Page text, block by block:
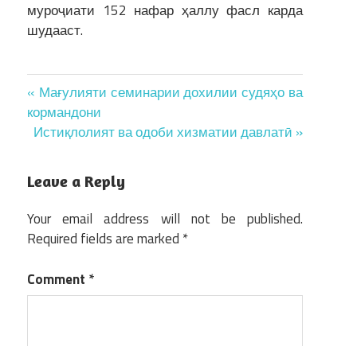
муроҷиати 152 нафар ҳаллу фасл карда
шудааст.
Post
navigation
« Мағулияти семинарии дохилии судяҳо ва
кормандони
Истиқлолият ва одоби хизматии давлатӣ »
Leave a Reply
Your email address will not be published.
Required fields are marked *
Comment *